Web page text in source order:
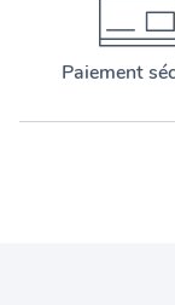
Paiement